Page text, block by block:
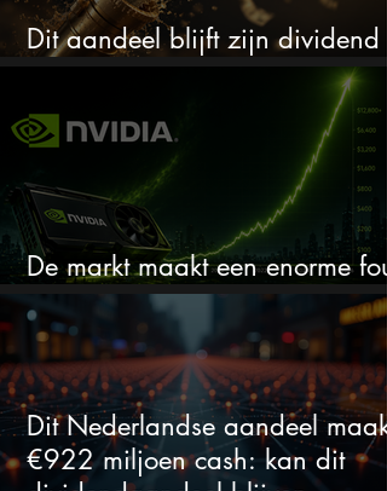
Dit aandeel blijft zijn dividend
verhogen, wat er ook gebeurt
De markt maakt een enorme fout
Dit Nederlandse aandeel maakt
€922 miljoen cash: kan dit